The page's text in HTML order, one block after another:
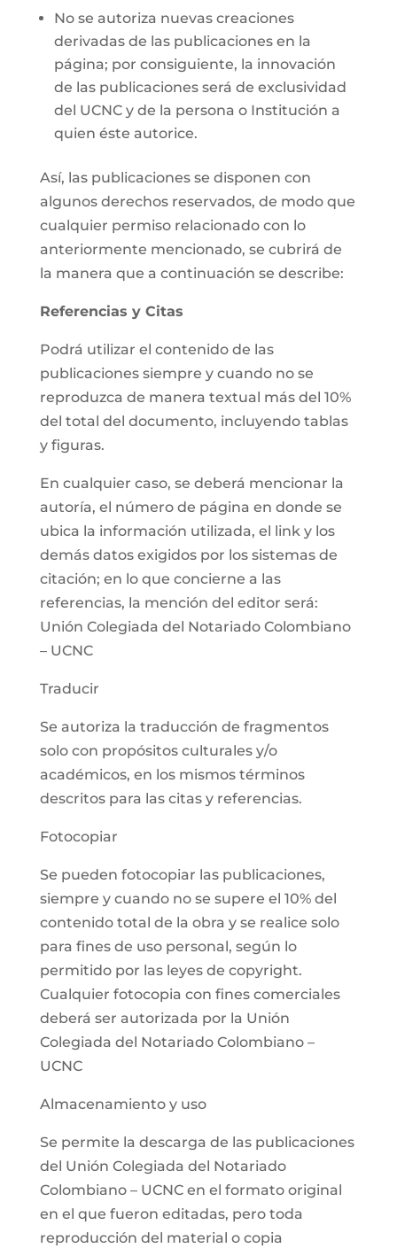
No se autoriza nuevas creaciones
derivadas de las publicaciones en la
página; por consiguiente, la innovación
de las publicaciones será de exclusividad
del UCNC y de la persona o Institución a
quien éste autorice.
Así, las publicaciones se disponen con
algunos derechos reservados, de modo que
cualquier permiso relacionado con lo
anteriormente mencionado, se cubrirá de
la manera que a continuación se describe:
Referencias y Citas
Podrá utilizar el contenido de las
publicaciones siempre y cuando no se
reproduzca de manera textual más del 10%
del total del documento, incluyendo tablas
y figuras.
En cualquier caso, se deberá mencionar la
autoría, el número de página en donde se
ubica la información utilizada, el link y los
demás datos exigidos por los sistemas de
citación; en lo que concierne a las
referencias, la mención del editor será:
Unión Colegiada del Notariado Colombiano
– UCNC
Traducir
Se autoriza la traducción de fragmentos
solo con propósitos culturales y/o
académicos, en los mismos términos
descritos para las citas y referencias.
Fotocopiar
Se pueden fotocopiar las publicaciones,
siempre y cuando no se supere el 10% del
contenido total de la obra y se realice solo
para fines de uso personal, según lo
permitido por las leyes de copyright.
Cualquier fotocopia con fines comerciales
deberá ser autorizada por la Unión
Colegiada del Notariado Colombiano –
UCNC
Almacenamiento y uso
Se permite la descarga de las publicaciones
del Unión Colegiada del Notariado
Colombiano – UCNC en el formato original
en el que fueron editadas, pero toda
reproducción del material o copia